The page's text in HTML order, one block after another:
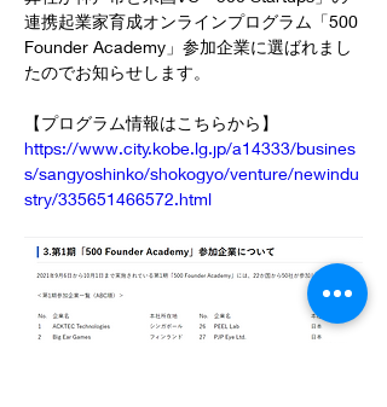
連携起業家育成オンラインプログラム「500
Founder Academy」参加企業に選ばれまし
たのでお知らせします。
【プログラム情報はこちらから】
https://www.city.kobe.lg.jp/a14333/busines
s/sangyoshinko/shokogyo/venture/newindu
stry/335651466572.html